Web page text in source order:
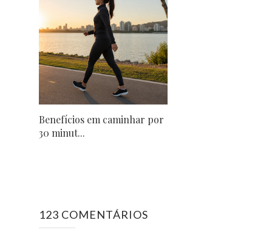
Benefícios em caminhar por
30 minut...
123 COMENTÁRIOS